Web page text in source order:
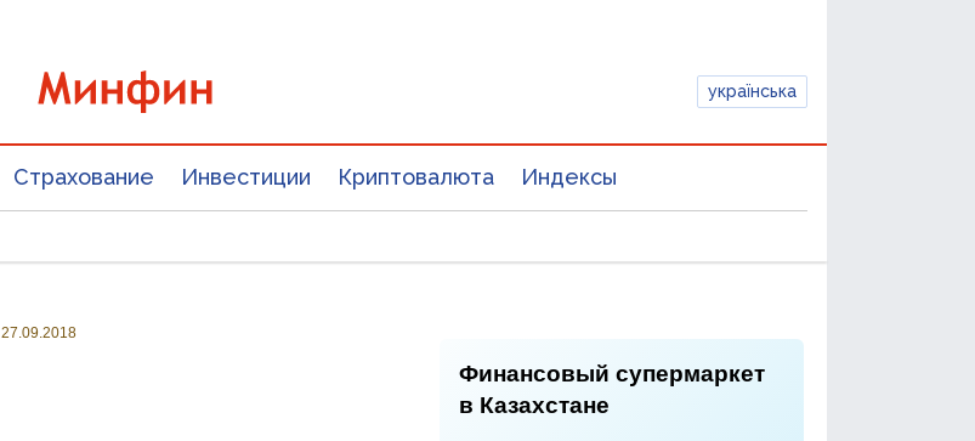
українська
Страхование Инвестиции Криптовалюта Индексы
27.09.2018
Финансовый супермаркет
в Казахстане